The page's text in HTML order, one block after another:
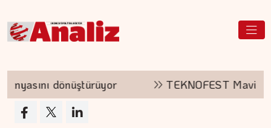
dönüştürüyor TEKNOFEST Mavi Vatan